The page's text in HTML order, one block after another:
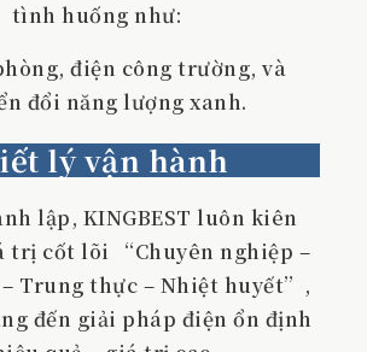
tình huống như:
điện công trường, và
đổi năng lượng xanh.
lý vận hành
lập, KINGBEST luôn kiên
trị cốt lõi “Chuyên nghiệp –
Trung thực – Nhiệt huyết”,
đến giải pháp điện ổn định